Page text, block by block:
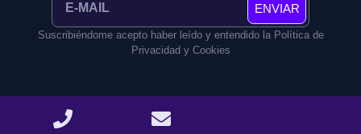
ENVIAR
Suscribiéndome acepto haber leído y entendido la Política de
Privacidad y Cookies